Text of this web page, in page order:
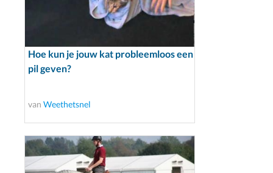
Hoe kun je jouw kat probleemloos een
pil geven?
van Weethetsnel